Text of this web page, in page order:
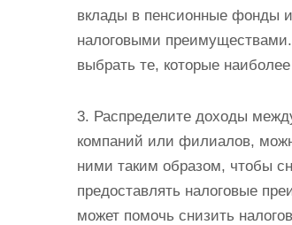
вклады в пенсионные фонды
налоговыми
выбрать те, которые
3. Распределите доходы
компаний или филиалов,
ними таким образом, чтобы
предоставлять налоговые
может помочь снизить